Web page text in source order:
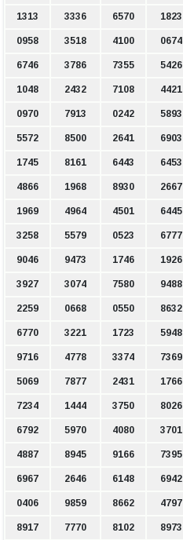
1313 3336 6570 1823
0958 3518 4100 0674
6746 3786 7355 5426
1048 2432 7108 4421
0970 7913 0242 5893
5572 8500 2641 6903
1745 8161 6443 6453
4866 1968 8930 2667
1969 4964 4501 6445
3258 5579 0523 6777
9046 9473 1746 1926
3927 3074 7580 9488
2259 0668 0550 8632
6770 3221 1723 5948
9716 4778 3374 7369
5069 7877 2431 1766
7234 1444 3750 8026
6792 5970 4080 3701
4887 8945 9166 7395
6967 2646 6148 6942
0406 9859 8662 4797
8917 7770 8102 8973